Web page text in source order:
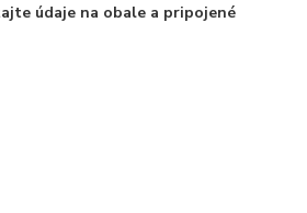
údaje na obale a pripojené